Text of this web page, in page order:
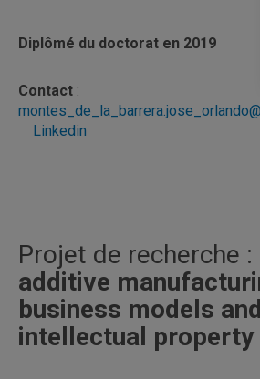
Diplômé du doctorat en 2019
Contact :
Linkedin
Projet de recherche :
additive
business models and
intellectual property